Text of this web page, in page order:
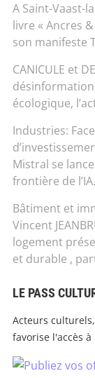
A Saint-Vaast-
livre « Ancres
son manifeste
CANICULE et
écologique,
Industries:
Mistral se
frontière de l’IA.
Bâtiment et
Vincent
logement
et durable ,
LE PASS
Acteurs
favorise l'accès